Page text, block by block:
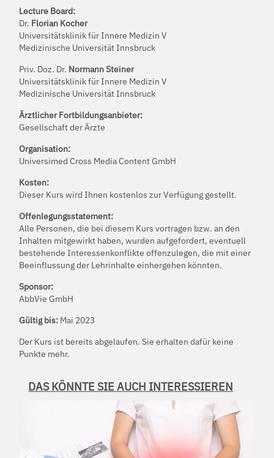
Lecture Board:
Dr. Florian Kocher
Universitätsklinik für Innere Medizin V
Medizinische Universität Innsbruck
Priv. Doz. Dr. Normann Steiner
Universitätsklinik für Innere Medizin V
Medizinische Universität Innsbruck
Ärztlicher Fortbildungsanbieter:
Gesellschaft der Ärzte
Organisation:
Universimed Cross Media Content GmbH
Kosten:
Dieser Kurs wird Ihnen kostenlos zur Verfügung gestellt.
Offenlegungsstatement:
Alle Personen, die bei diesem Kurs vortragen bzw. an den
Inhalten mitgewirkt haben, wurden aufgefordert, eventuell
bestehende Interessenkonflikte offenzulegen, die mit einer
Beeinflussung der Lehrinhalte einhergehen könnten.
Sponsor:
AbbVie GmbH
Gültig bis: Mai 2023
Der Kurs ist bereits abgelaufen. Sie erhalten dafür keine
Punkte mehr.
DAS KÖNNTE SIE AUCH INTERESSIEREN